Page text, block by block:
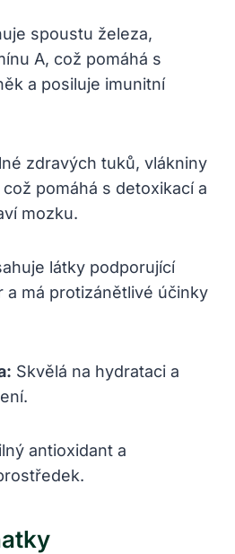
spoustu železa,
A, což pomáhá s
a posiluje imunitní
zdravých tuků, vlákniny
pomáhá s detoxikací a
mozku.
látky podporující
a má protizánětlivé účinky
Skvělá na hydrataci a
antioxidant a